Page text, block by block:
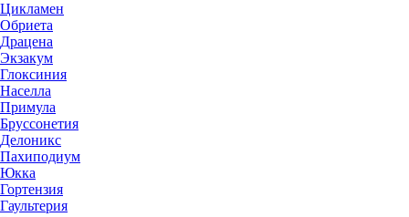
Цикламен
Обриета
Драцена
Экзакум
Глоксиния
Населла
Примула
Бруссонетия
Делоникс
Пахиподиум
Юкка
Гортензия
Гаультерия